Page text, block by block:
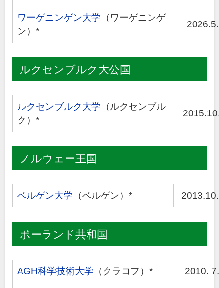
ワーゲニンゲン大学 （ワーゲニンゲ
ン）*
ルクセンブルク大公国
ルクセンブルク大学 （ルクセンブル
ク）*
ノルウェー王国
ベルゲン大学 （ベルゲン）*
ポーランド共和国
AGH科学技術大学 （クラコフ）* 2010.